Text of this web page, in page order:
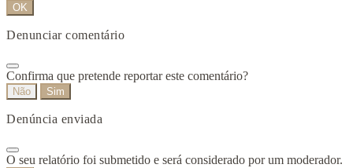
OK
Denunciar comentário
Confirma que pretende reportar este comentário?
Não Sim
Denúncia enviada
O seu relatório foi submetido e será considerado por um moderador.